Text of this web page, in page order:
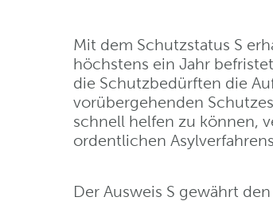
Mit dem Schutzstatus S
höchstens ein Jahr
die Schutzbedürften die
vorübergehenden
schnell helfen zu können,
ordentlichen
Der Ausweis S gewährt